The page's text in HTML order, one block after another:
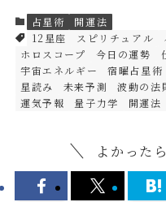
占星術
開運法
12星座
スピリチュアル
ホロスコープ
今日の運勢
宇宙エネルギー
宿曜占星術
星読み
未来予測 波動の法
運気予報
量子力学 開運法
よかった